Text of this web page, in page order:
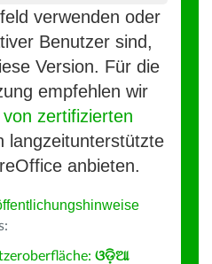
verwenden oder
Benutzer sind,
Version. Für die
empfehlen wir
zertifizierten
langzeitunterstützte
anbieten.
ଓଡ଼ିଆ